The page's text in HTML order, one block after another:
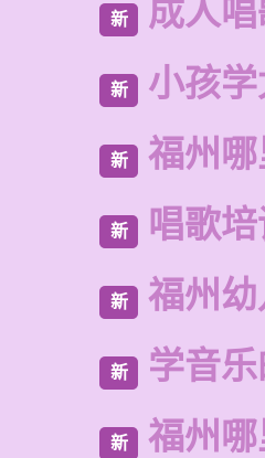
新 成人
新 小孩
新 福州
新 唱歌
新 福州
新 学音
新 福州